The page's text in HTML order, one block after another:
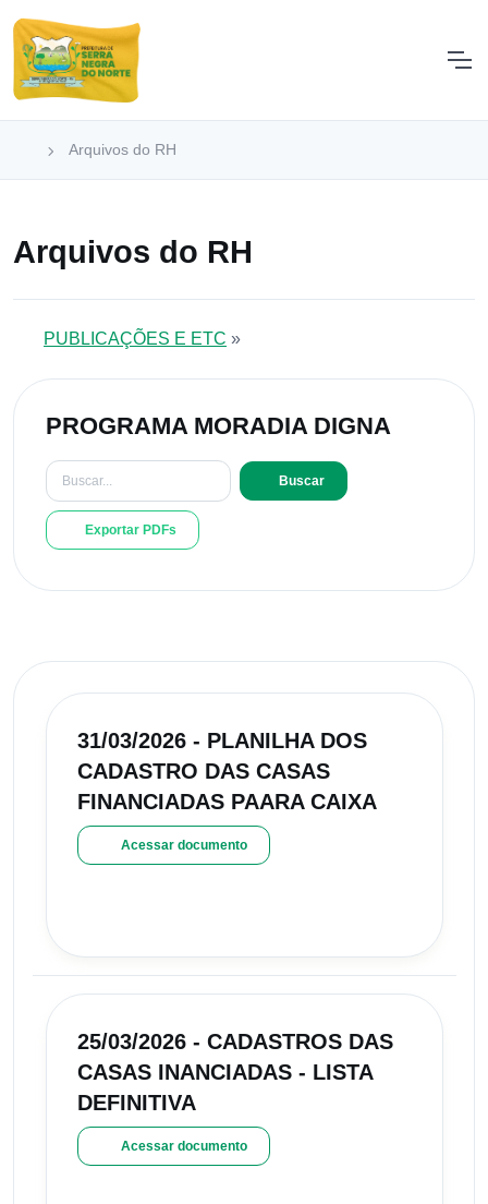
Arquivos do RH
Arquivos do RH
PUBLICAÇÕES E ETC »
PROGRAMA MORADIA DIGNA
Buscar
Exportar PDFs
31/03/2026 - PLANILHA DOS
CADASTRO DAS CASAS
FINANCIADAS PAARA CAIXA
Acessar documento
25/03/2026 - CADASTROS DAS
CASAS INANCIADAS - LISTA
DEFINITIVA
Acessar documento